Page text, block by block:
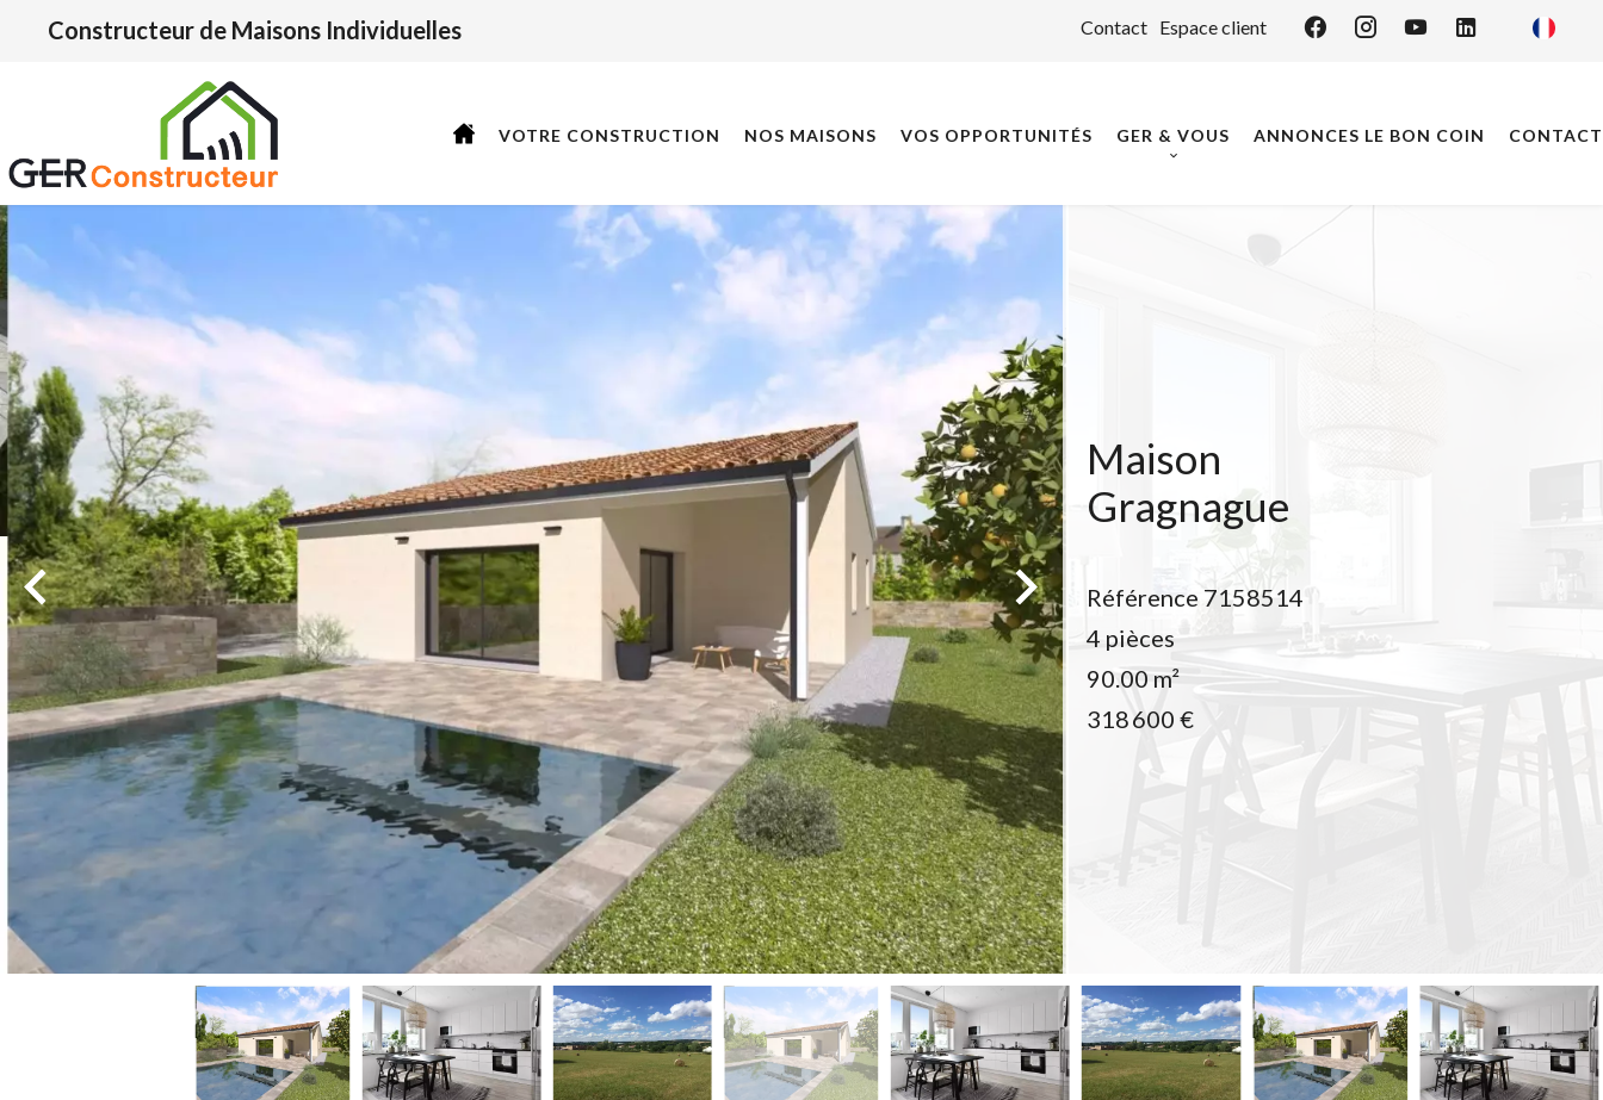
Contact Espace client
Constructeur de Maisons Individuelles
VOTRE CONSTRUCTION NOS MAISONS VOS OPPORTUNITÉS GER & VOUS ANNONCES LE BON COIN CONTACT
Maison
Gragnague
Référence 7158514
4 pièces
90.00 m²
318 600 €